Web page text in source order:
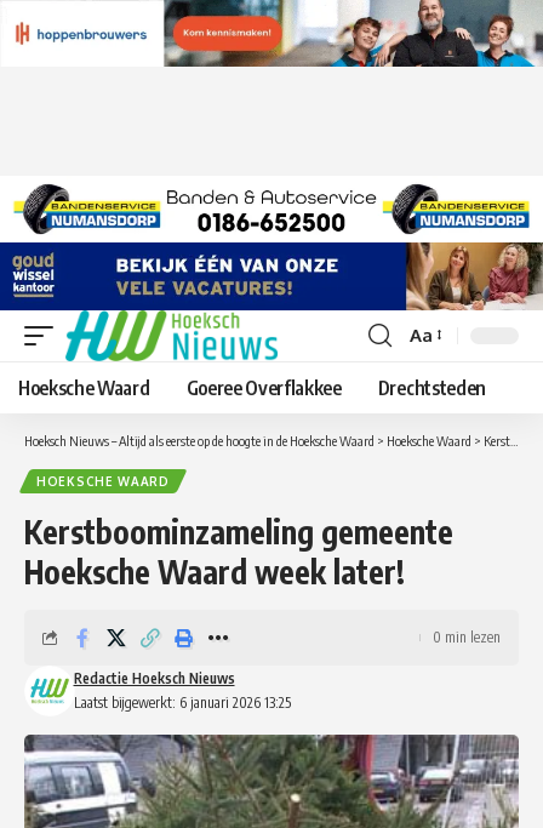
Lettergrootte
aanpassen
Aa
Hoeksche Waard Goeree Overflakkee Drechtsteden
Hoeksch Nieuws – Altijd als eerste op de hoogte in de Hoeksche Waard > Hoeksche Waard > Kerstboominzameling gemeente Hoeksche Waard week later!
HOEKSCHE WAARD
Kerstboominzameling gemeente
Hoeksche Waard week later!
Laatst bijgewerkt: 6 januari 2026 13:25
Redactie Hoeksch Nieuws
0 min lezen